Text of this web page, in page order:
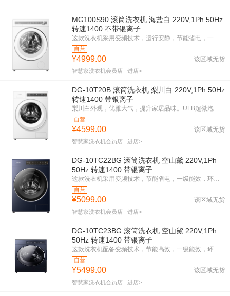
MG100S90 滚筒洗衣机 海盐白 220V,1Ph 50Hz
转速1400 不带银离子
自营
¥4999.00 该区域无货
智慧家洗衣机会员店 进店>
DG-10T20B 滚筒洗衣机 梨川白 220V,1Ph 50Hz
转速1400 带银离子
自营
¥4599.00 该区域无货
智慧家洗衣机会员店 进店>
DG-10TC22BG 滚筒洗衣机 空山黛 220V,1Ph
50Hz 转速1400 带银离子
自营
¥5099.00 该区域无货
智慧家洗衣机会员店 进店>
DG-10TC23BG 滚筒洗衣机 空山黛 220V,1Ph
50Hz 转速1400 带银离子
自营
¥5499.00 该区域无货
智慧家洗衣机会员店 进店>